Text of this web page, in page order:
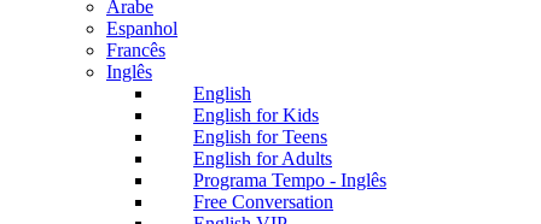
Árabe
Espanhol
Francês
Inglês
English
English for Kids
English for Teens
English for Adults
Programa Tempo - Inglês
Free Conversation